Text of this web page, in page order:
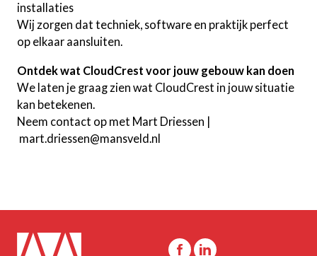
installaties
Wij zorgen dat techniek, software en praktijk perfect
op elkaar aansluiten.
Ontdek wat CloudCrest voor jouw gebouw kan doen
We laten je graag zien wat CloudCrest in jouw situatie
kan betekenen.
Neem contact op met Mart Driessen |
mart.driessen@mansveld.nl